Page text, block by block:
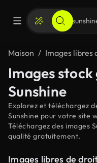
Maison Images libres
Images
Sunshine
Explorez et téléchargez
Sunshine pour votre site
Téléchargez des images
qualité gratuitement.
Images libres de